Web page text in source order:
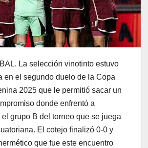
La selección vinotinto estuvo
en el segundo duelo de la Copa
2025 que le permitió sacar un
donde enfrentó a
grupo B del torneo que se juega
El cotejo finalizó 0-0 y
que fue este encuentro